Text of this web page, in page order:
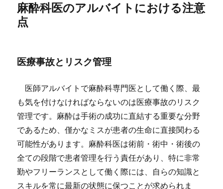
麻酔科医のアルバイトにおける注意
点
医療事故とリスク管理
医師アルバイトで麻酔科専門医として働く際、最
も気を付けなければならないのは医療事故のリスク
管理です。麻酔は手術の成功に直結する重要な分野
であるため、僅かなミスが患者の生命に直接関わる
可能性があります。麻酔科医は術前・術中・術後の
全ての段階で患者管理を行う責任があり、特に非常
勤やフリーランスとして働く際には、自らの知識と
スキルを常に最新の状態に保つことが求められま